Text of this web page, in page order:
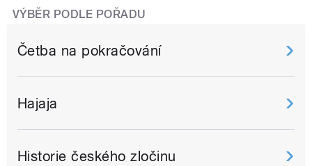
VÝBĚR PODLE POŘADU
Četba na pokračování
Hajaja
Historie českého zločinu